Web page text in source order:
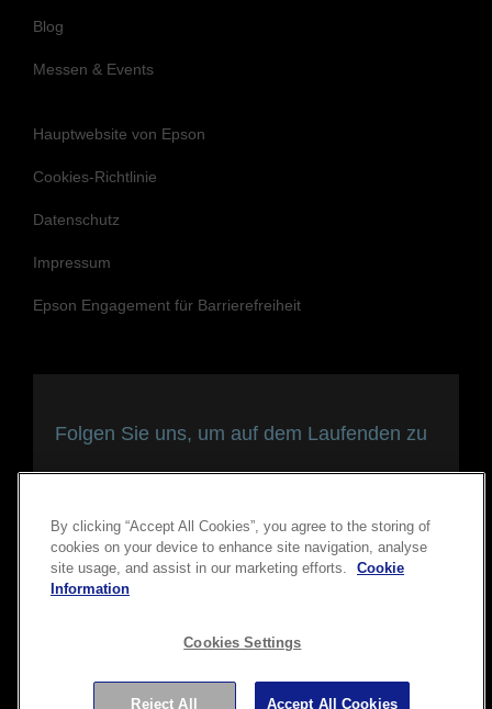
Blog
Messen & Events
Hauptwebsite von Epson
Cookies-Richtlinie
Datenschutz
Impressum
Epson Engagement für Barrierefreiheit
Folgen Sie uns, um auf dem Laufenden zu
Copyright © 2026 Seiko Epson Corporation. Alle Rechte
By clicking “Accept All Cookies”, you agree to the storing of
cookies on your device to enhance site navigation, analyse
site usage, and assist in our marketing efforts.
Cookie
Information
Cookies Settings
Reject All Accept All Cookies